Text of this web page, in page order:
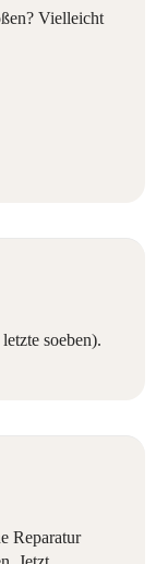
Vielleicht
soeben).
Reparatur